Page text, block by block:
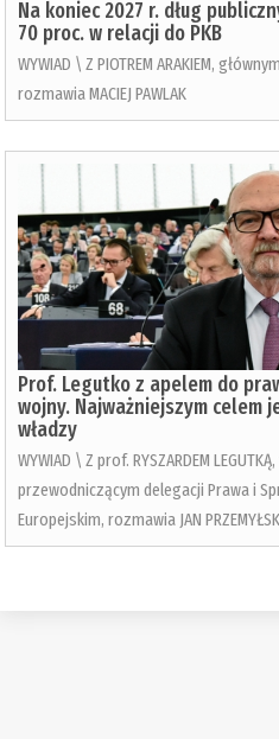
Na koniec 2027 r. dług
70 proc. w relacji do PKB
WYWIAD \ Z PIOTREM ARAKIEM,
rozmawia MACIEJ PAWLAK
Prof. Legutko z apelem do
wojny. Najważniejszym celem
władzy
WYWIAD \ Z prof. RYSZARDEM
przewodniczącym delegacji Prawa i
Europejskim, rozmawia JAN